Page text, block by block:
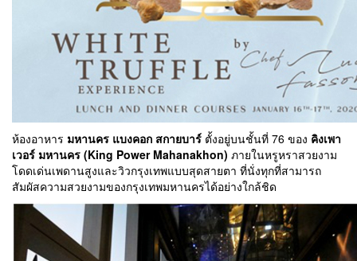
ห้องอาหาร มหานคร แบงคอก สกายบาร์ ตั้งอยู่บนชั้นที่ 76 ของ คิงเพา
เวอร์ มหานคร (King Power Mahanakhon) ภายในหรูหราสวยงาม
โดดเด่นเพดานสูงและวิวกรุงเทพแบบสุดสายตา ที่นั่งทุกที่สามารถ
สัมผัสความสวยงามของกรุงเทพมหานครได้อย่างใกล้ชิด